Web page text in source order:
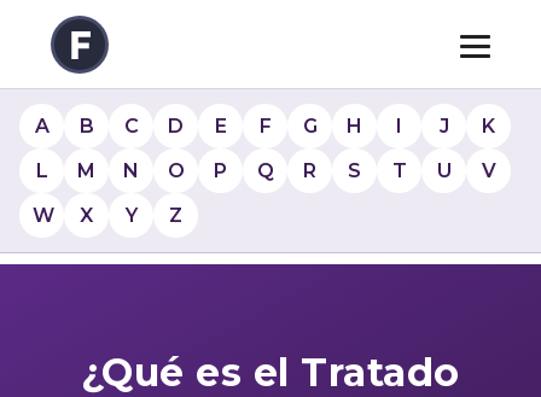
A B C D E F G H I J
K
L
M N O P Q R S T U
V
W
X Y Z
¿Qué es el Tratado